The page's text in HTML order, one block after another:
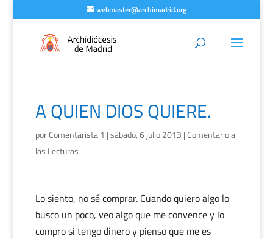
webmaster@archimadrid.org
A QUIEN DIOS QUIERE.
porComentarista 1 |sábado, 6 julio 2013 |Comentario a
las Lecturas
Lo siento, no sé comprar. Cuando quiero algo lo
busco un poco, veo algo que me convence y lo
compro si tengo dinero y pienso que me es